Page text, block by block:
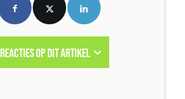
REACTIES OP DIT ARTIKEL